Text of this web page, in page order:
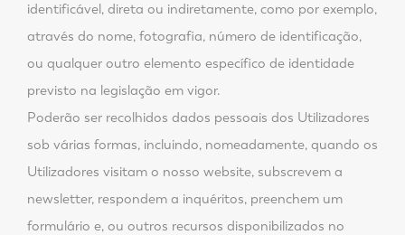
identificável, direta ou indiretamente, como por exemplo,
através do nome, fotografia, número de identificação,
ou qualquer outro elemento específico de identidade
previsto na legislação em vigor.
Poderão ser recolhidos dados pessoais dos Utilizadores
sob várias formas, incluindo, nomeadamente, quando os
Utilizadores visitam o nosso website, subscrevem a
newsletter, respondem a inquéritos, preenchem um
formulário e, ou outros recursos disponibilizados no